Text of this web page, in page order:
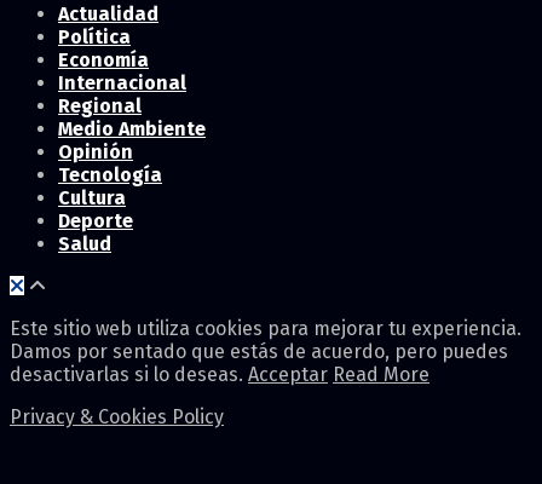
Actualidad
Política
Economía
Internacional
Regional
Medio Ambiente
Opinión
Tecnología
Cultura
Deporte
Salud
Este sitio web utiliza cookies para mejorar tu experiencia.
Damos por sentado que estás de acuerdo, pero puedes
desactivarlas si lo deseas. Acceptar Read More
Privacy & Cookies Policy